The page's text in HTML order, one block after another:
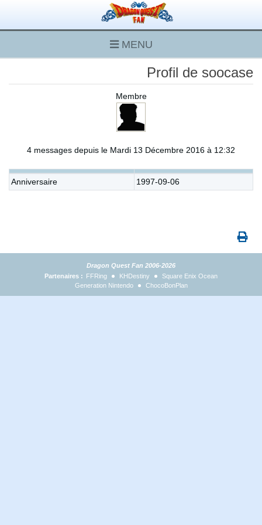
MENU
Profil de soocase
Membre
4 messages depuis le Mardi 13 Décembre 2016 à 12:32
Anniversaire 1997-09-06
Dragon Quest Fan 2006-2026
Partenaires : FFRing KHDestiny
Square Enix Ocean
Generation Nintendo
ChocoBonPlan